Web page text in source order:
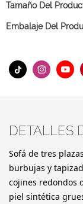
Tamaño Del
Embalaje Del
DETALLES
Sofá de tres
burbujas y
cojines redondos
piel sintética